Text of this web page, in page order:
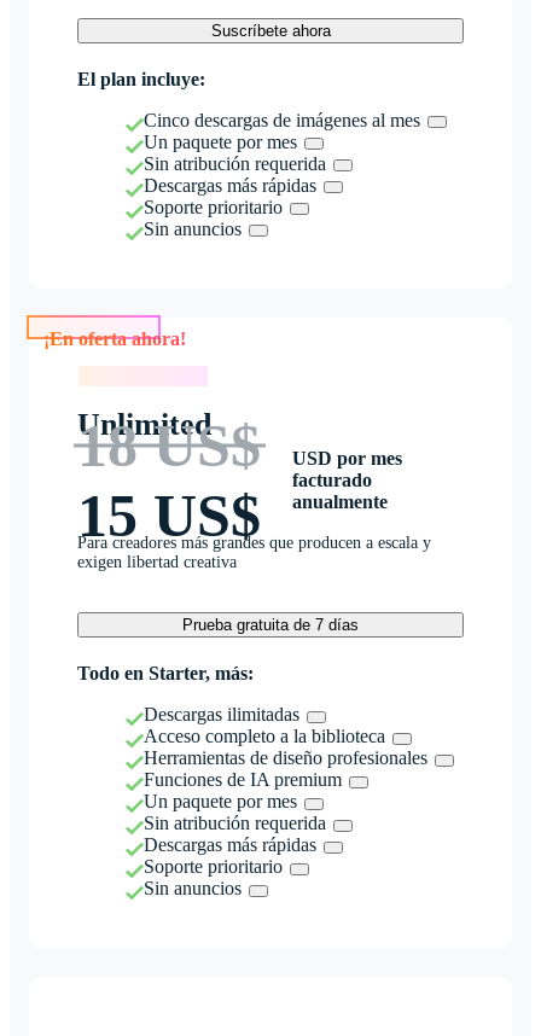
Suscríbete ahora
El plan incluye:
Cinco descargas de imágenes al mes
Un paquete por mes
Sin atribución requerida
Descargas más rápidas
Soporte prioritario
Sin anuncios
Unlimited
18 US$
15 US$
USD por mes
facturado
anualmente
Para creadores más grandes que producen a escala y
exigen libertad creativa
Prueba gratuita de 7 días
Todo en Starter, más:
Descargas ilimitadas
Acceso completo a la biblioteca
Herramientas de diseño profesionales
Funciones de IA premium
Un paquete por mes
Sin atribución requerida
Descargas más rápidas
Soporte prioritario
Sin anuncios